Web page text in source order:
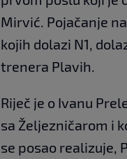
Mirvić. Pojačanje
kojih dolazi N1,
trenera Plavih.
Riječ je o Ivanu
sa Željezničarom i
se posao realizuje,